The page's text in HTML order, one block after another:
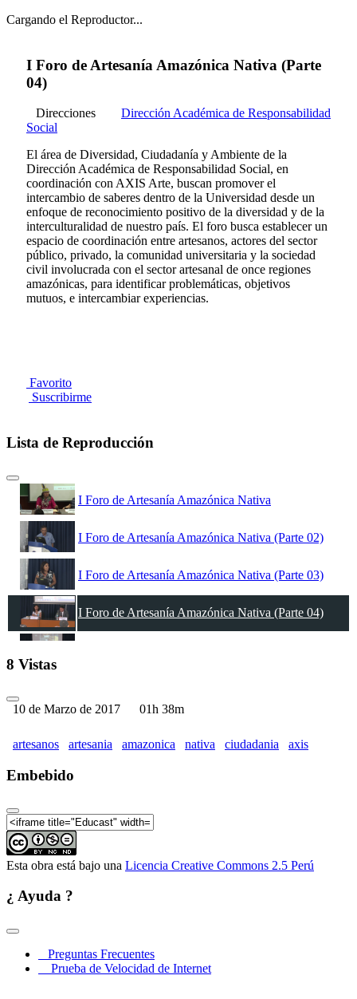
Cargando el Reproductor...
I Foro de Artesanía Amazónica Nativa (Parte
04)
Direcciones
Dirección Académica de Responsabilidad
Social
El área de Diversidad, Ciudadanía y Ambiente de la
Dirección Académica de Responsabilidad Social, en
coordinación con AXIS Arte, buscan promover el
intercambio de saberes dentro de la Universidad desde un
enfoque de reconocimiento positivo de la diversidad y de la
interculturalidad de nuestro país. El foro busca establecer un
espacio de coordinación entre artesanos, actores del sector
público, privado, la comunidad universitaria y la sociedad
civil involucrada con el sector artesanal de once regiones
amazónicas, para identificar problemáticas, objetivos
mutuos, e intercambiar experiencias.
Favorito
Suscribirme
Lista de Reproducción
I Foro de Artesanía Amazónica Nativa
I Foro de Artesanía Amazónica Nativa (Parte 02)
I Foro de Artesanía Amazónica Nativa (Parte 03)
I Foro de Artesanía Amazónica Nativa (Parte 04)
8 Vistas
10 de Marzo de 2017 01h 38m
artesanos artesania amazonica nativa ciudadania axis
Embebido
Esta obra está bajo una Licencia Creative Commons 2.5 Perú
¿ Ayuda ?
Preguntas Frecuentes
Prueba de Velocidad de Internet